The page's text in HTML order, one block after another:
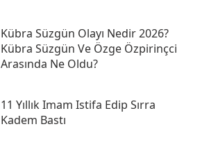
Kübra Süzgün Olayı Nedir 2026?
Kübra Süzgün Ve Özge Özpirinçci
Arasında Ne Oldu?
11 Yıllık Imam Istifa Edip Sırra
Kadem Bastı